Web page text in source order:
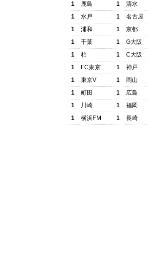
1 鹿島 1
清水
1
水戸 1
名古屋
1
浦和 1
京都
1
千葉 1
G大阪
1
柏 1
C大阪
1
FC東京 1
神戸
1
東京V 1
岡山
1
町田 1
広島
1
川崎 1
福岡
1
横浜FM 1 長崎